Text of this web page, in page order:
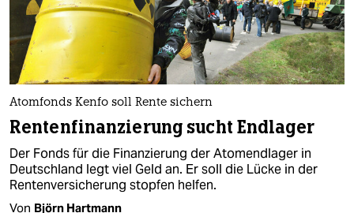
Atomfonds Kenfo soll Rente sichern
Rentenfinanzierung sucht Endlager
Der Fonds für die Finanzierung der Atomendlager in
Deutschland legt viel Geld an. Er soll die Lücke in der
Rentenversicherung stopfen helfen.
Von Björn Hartmann